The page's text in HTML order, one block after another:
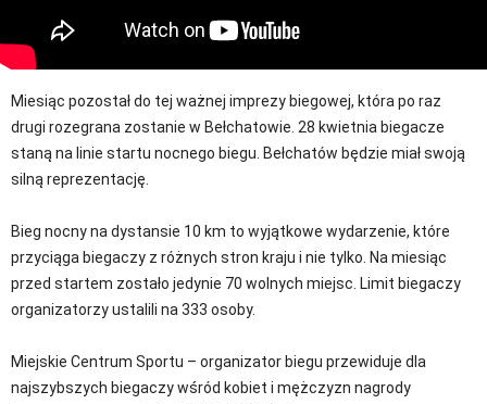
Miesiąc pozostał do tej ważnej imprezy biegowej, która po raz
drugi rozegrana zostanie w Bełchatowie. 28 kwietnia biegacze
staną na linie startu nocnego biegu. Bełchatów będzie miał swoją
silną reprezentację.
Bieg nocny na dystansie 10 km to wyjątkowe wydarzenie, które
przyciąga biegaczy z różnych stron kraju i nie tylko. Na miesiąc
przed startem zostało jedynie 70 wolnych miejsc. Limit biegaczy
organizatorzy ustalili na 333 osoby.
Miejskie Centrum Sportu – organizator biegu przewiduje dla
najszybszych biegaczy wśród kobiet i mężczyzn nagrody